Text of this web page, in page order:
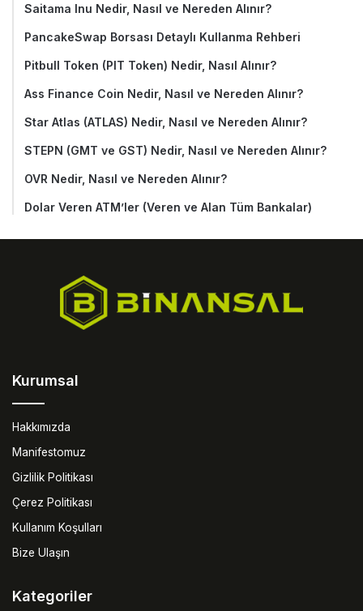
Saitama Inu Nedir, Nasıl ve Nereden Alınır?
PancakeSwap Borsası Detaylı Kullanma Rehberi
Pitbull Token (PIT Token) Nedir, Nasıl Alınır?
Ass Finance Coin Nedir, Nasıl ve Nereden Alınır?
Star Atlas (ATLAS) Nedir, Nasıl ve Nereden Alınır?
STEPN (GMT ve GST) Nedir, Nasıl ve Nereden Alınır?
OVR Nedir, Nasıl ve Nereden Alınır?
Dolar Veren ATM’ler (Veren ve Alan Tüm Bankalar)
Kurumsal
Hakkımızda
Manifestomuz
Gizlilik Politikası
Çerez Politikası
Kullanım Koşulları
Bize Ulaşın
Kategoriler